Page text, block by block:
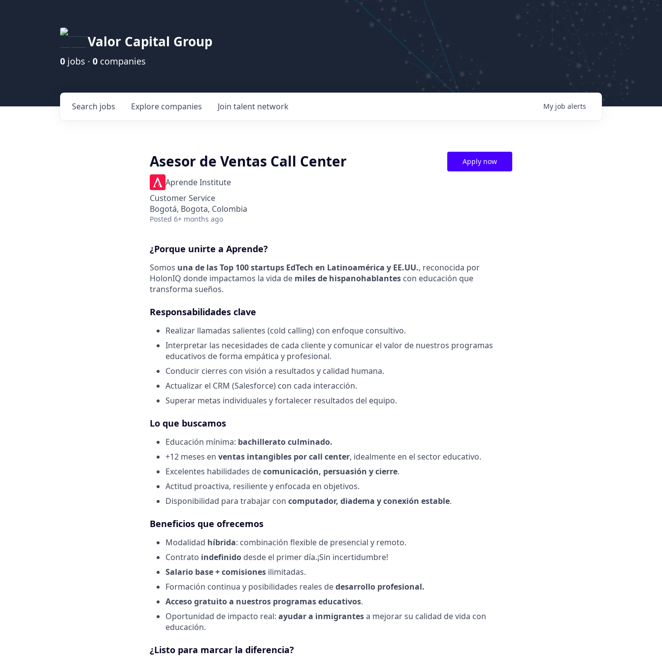
Valor Capital Group
0 jobs · 0 companies
Search jobs Explore companies Join talent network My job alerts
Asesor de Ventas Call Center
Aprende Institute
Customer Service
Bogotá, Bogota, Colombia
Posted 6+ months ago
Apply now
¿Porque unirte a Aprende?
Somos una de las Top 100 startups EdTech en Latinoamérica y EE.UU., reconocida por
HolonIQ donde impactamos la vida de miles de hispanohablantes con educación que
transforma sueños.
Responsabilidades clave
Realizar llamadas salientes (cold calling) con enfoque consultivo.
Interpretar las necesidades de cada cliente y comunicar el valor de nuestros programas
educativos de forma empática y profesional.
Conducir cierres con visión a resultados y calidad humana.
Actualizar el CRM (Salesforce) con cada interacción.
Superar metas individuales y fortalecer resultados del equipo.
Lo que buscamos
Educación mínima: bachillerato culminado.
+12 meses en ventas intangibles por call center, idealmente en el sector educativo.
Excelentes habilidades decomunicación, persuasión y cierre.
Actitud proactiva, resiliente y enfocada en objetivos.
Disponibilidad para trabajar con computador, diadema y conexión estable.
Beneficios que ofrecemos
Modalidad híbrida: combinación flexible de presencial y remoto.
Contrato indefinido desde el primer día.¡Sin incertidumbre!
Salario base + comisiones ilimitadas.
Formación continua y posibilidades reales dedesarrollo profesional.
Acceso gratuito a nuestros programas educativos.
Oportunidad de impacto real: ayudar a inmigrantesa mejorar su calidad de vida con
educación.
¿Listo para marcar la diferencia?